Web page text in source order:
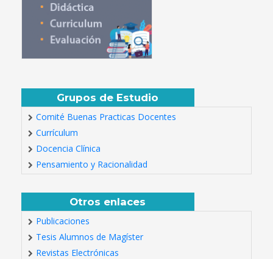
Grupos de Estudio
Comité Buenas Practicas Docentes
Currículum
Docencia Clínica
Pensamiento y Racionalidad
Otros enlaces
Publicaciones
Tesis Alumnos de Magíster
Revistas Electrónicas